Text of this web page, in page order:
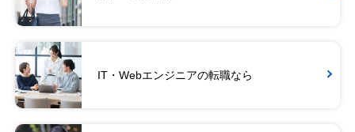
IT・Webエンジニアの転職なら